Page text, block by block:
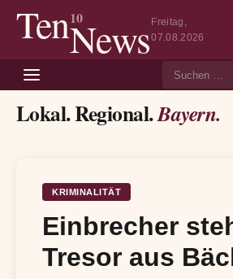
Ten10
NewsFreitag,
07.08.2026
Lokal. Regional.Bayern.
KRIMINALITÄT
Einbrecher
Tresor aus